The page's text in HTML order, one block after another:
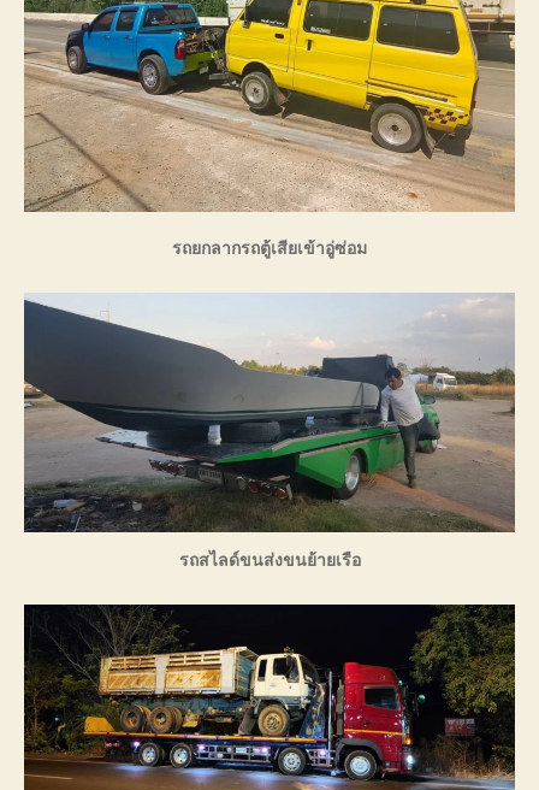
รถยกลากรถตู้เสียเข้าอู่ซ่อม
รถสไลด์ขนส่งขนย้ายเรือ